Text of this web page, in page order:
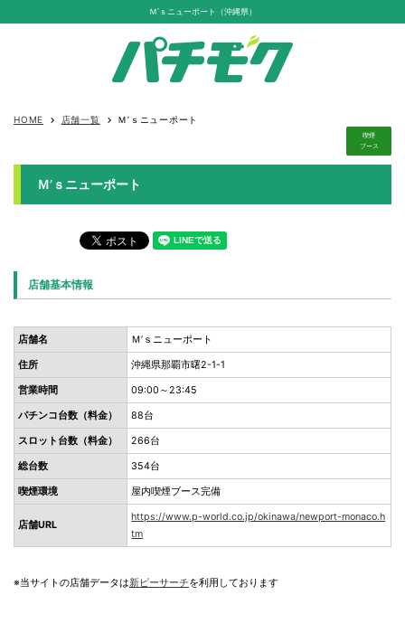
Ｍ’ｓニューポート（沖縄県）
HOME keyboard_arrow_right 店舗一覧 keyboard_arrow_right Ｍ’ｓニューポート
喫煙
ブース
Ｍ’ｓニューポート
店舗基本情報
店舗名 Ｍ’ｓニューポート
住所 沖縄県那覇市曙2-1-1
営業時間 09:00～23:45
パチンコ台数（料金） 88台
スロット台数（料金） 266台
総台数 354台
喫煙環境 屋内喫煙ブース完備
店舗URL
https://www.p-world.co.jp/okinawa/newport-monaco.h
tm
※当サイトの店舗データは新ピーサーチを利用しております